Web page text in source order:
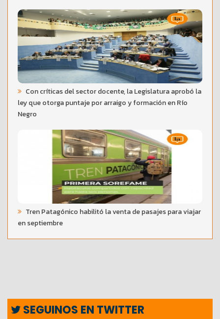
Con críticas del sector docente, la Legislatura aprobó la
ley que otorga puntaje por arraigo y formación en Río
Negro
Tren Patagónico habilitó la venta de pasajes para viajar
en septiembre
SEGUINOS EN TWITTER